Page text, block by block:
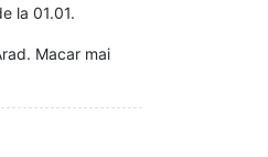
la 01.01.
Macar mai